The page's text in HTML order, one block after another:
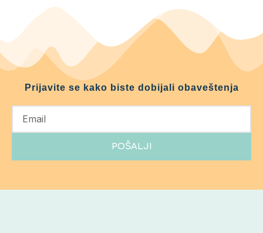
Prijavite se kako biste dobijali obaveštenja
a
l
POŠALJI